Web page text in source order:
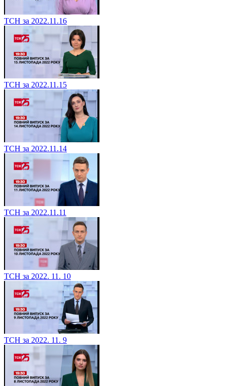
ТСН за 2022.11.16
ТСН за 2022.11.15
ТСН за 2022.11.14
ТСН за 2022.11.11
ТСН за 2022. 11. 10
ТСН за 2022. 11. 9